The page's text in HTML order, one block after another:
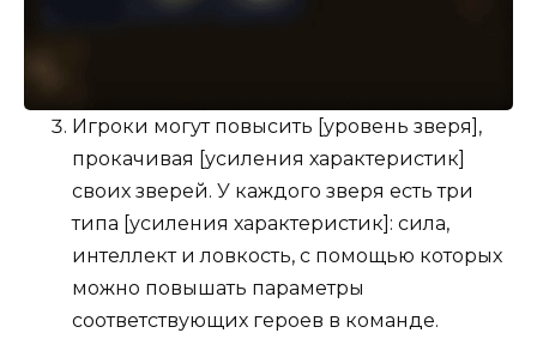
Игроки могут повысить [уровень зверя],
прокачивая [усиления характеристик]
своих зверей. У каждого зверя есть три
типа [усиления характеристик]: сила,
интеллект и ловкость, с помощью которых
можно повышать параметры
соответствующих героев в команде.